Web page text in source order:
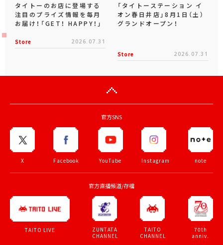
タイトーのお店に登場する
注目のプライズ情報を毎月
お届け！「GET！ HAPPY！」
Store 2026.07.31
「タイトーステーション イ
オン春日井店」8月1日（土）
グランドオープン！
Store 2026.07.31
官方SNS
X Facebook YouTube Instagram note
官方直播頻道/存檔
TAITO LIVE
ZUNTATA
CHANNEL
TAITO
CHANNEL
70th
anniv.